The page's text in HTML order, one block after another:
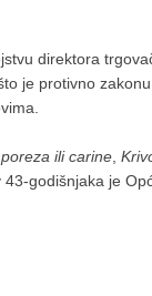
direktora
je protivno
ili carine
43-godišnjaka je